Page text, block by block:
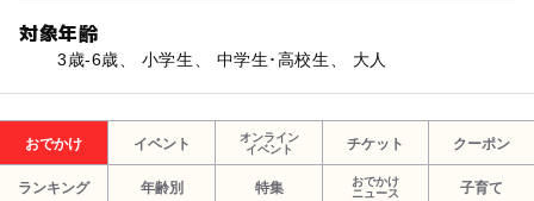
対象年齢
3歳-6歳、 小学生、 中学生･高校生、 大人
おでかけ イベント
オンライン
イベント
チケット クーポン
ランキング 年齢別 特集
おでかけ
ニュース
子育て